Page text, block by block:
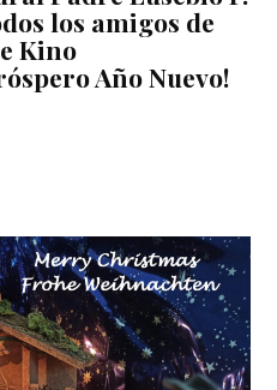
los amigos de
Kino
Año Nuevo!